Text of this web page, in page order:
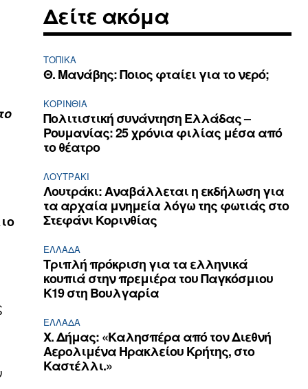
Δείτε ακόμα
ΤΟΠΙΚΑ
Θ. Μανάβης: Ποιος φταίει για το νερό;
ΚΟΡΙΝΘΊΑ
Πολιτιστική συνάντηση Ελλάδας –
Ρουμανίας: 25 χρόνια φιλίας μέσα από
το θέατρο
ΛΟΥΤΡΆΚΙ
Λουτράκι: Αναβάλλεται η εκδήλωση για
τα αρχαία μνημεία λόγω της φωτιάς στο
Στεφάνι Κορινθίας
ΕΛΛΆΔΑ
Τριπλή πρόκριση για τα ελληνικά
κουπιά στην πρεμιέρα του Παγκόσμιου
Κ19 στη Βουλγαρία
ΕΛΛΆΔΑ
Χ. Δήμας: «Καλησπέρα από τον Διεθνή
Αερολιμένα Ηρακλείου Κρήτης, στο
Καστέλλι.»